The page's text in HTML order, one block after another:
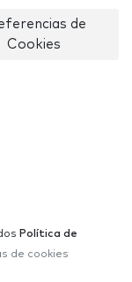
de
Cookies
Política de
de cookies